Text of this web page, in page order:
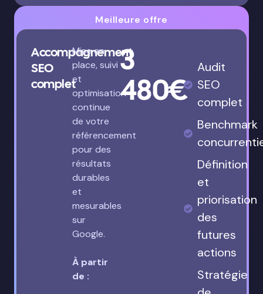
Meilleure offre
Accompagnement
SEO
complet
Mise en
place, suivi
et
optimisation
continue
de votre
référencement
pour des
résultats
durables
et
mesurables
sur
Google.
À partir
de :
3
480€
Audit
SEO
complet
Benchmark
Définition
et
priorisation
des
futures
actions
Stratégie